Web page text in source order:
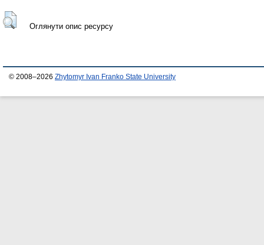
Оглянути опис ресурсу
© 2008–2026 Zhytomyr Ivan Franko State University